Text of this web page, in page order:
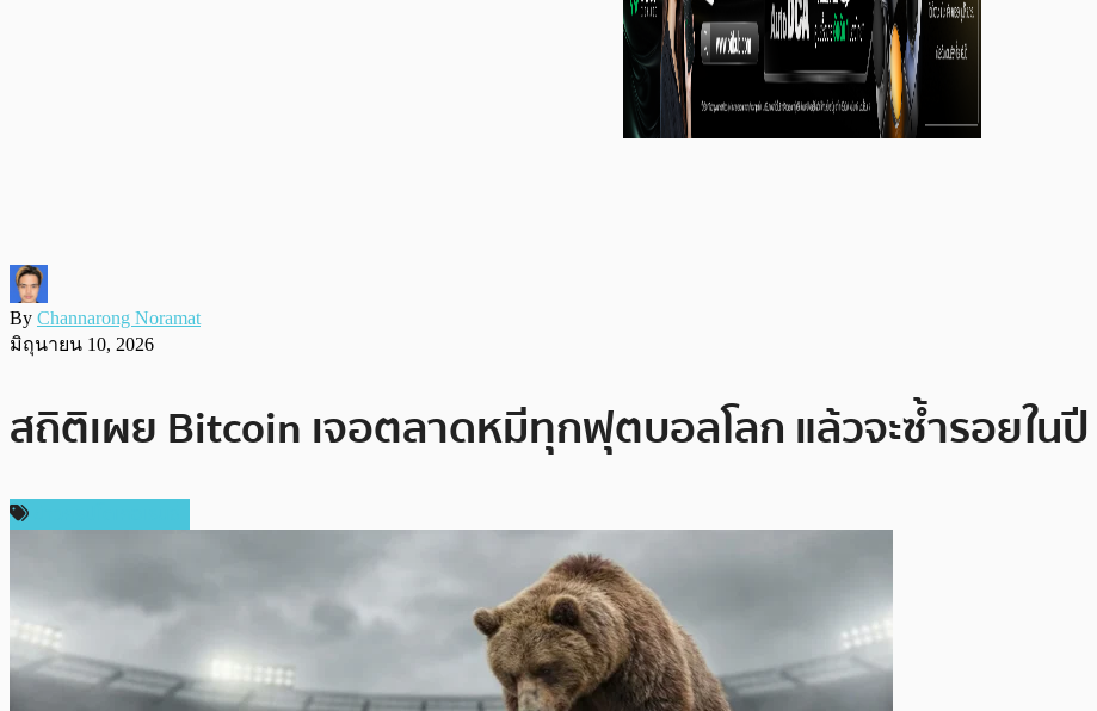
By Channarong Noramat
มิถุนายน 10, 2026
สถิติเผย Bitcoin เจอตลาดหมีทุกฟุตบอลโลก แล้วจะซ้ำรอยใน